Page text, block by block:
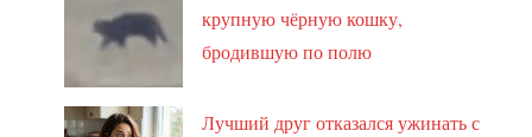
крупную чёрную кошку,
бродившую по полю
Лучший друг отказался ужинать с